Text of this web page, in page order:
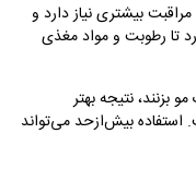
بیشتری نیاز دارد و
تا رطوبت و مواد مغذی
بزنند، نتیجه بهتر
استفاده بیش‌ازحد می‌تواند